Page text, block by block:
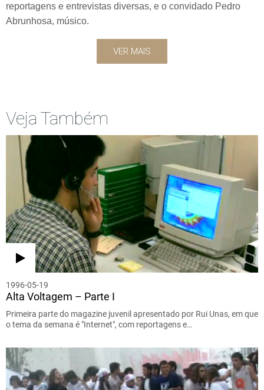
reportagens e entrevistas diversas, e o convidado Pedro
Abrunhosa, músico.
VER MAIS
Veja Também
1996-05-19
Alta Voltagem – Parte I
Primeira parte do magazine juvenil apresentado por Rui Unas, em que
o tema da semana é "Internet", com reportagens e…